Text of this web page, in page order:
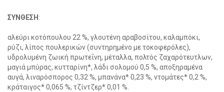
ΣΥΝΘΕΣΗ :
αλεύρι κοτόπουλου 22 %, γλουτένη αραβοσίτου, καλαμπόκι,
ρύζι, λίπος πουλερικών (συντηρημένο με τοκοφερόλες),
υδρολυμένη ζωική πρωτεΐνη, μέταλλα, πολτός ζαχαρότευτλων,
μαγιά μπύρας, κυτταρίνη*, λάδι σολομού 0,5 %, αποξηραμένα
αυγά, λιναρόσπορος 0,32 %, μπανάνα* 0,23 %, ντομάτες* 0,2 %,
κράταιγος* 0,065 %, τζίντζερ* 0,01 %.